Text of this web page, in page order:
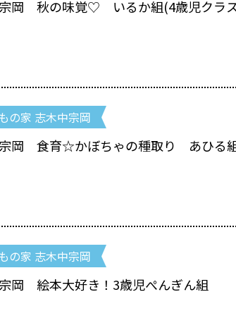
宗岡 秋の味覚♡ いるか組(4歳児クラ
の家 志木中宗岡
宗岡 食育☆かぼちゃの種取り あひる
の家 志木中宗岡
岡 絵本大好き！3歳児ぺんぎん組